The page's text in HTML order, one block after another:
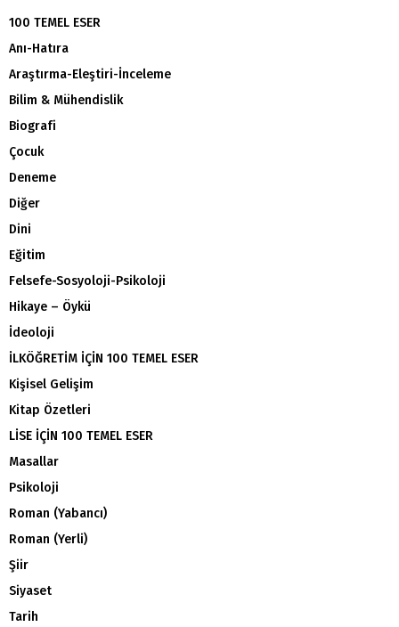
100 TEMEL ESER
Anı-Hatıra
Araştırma-Eleştiri-İnceleme
Bilim & Mühendislik
Biografi
Çocuk
Deneme
Diğer
Dini
Eğitim
Felsefe-Sosyoloji-Psikoloji
Hikaye – Öykü
İdeoloji
İLKÖĞRETİM İÇİN 100 TEMEL ESER
Kişisel Gelişim
Kitap Özetleri
LİSE İÇİN 100 TEMEL ESER
Masallar
Psikoloji
Roman (Yabancı)
Roman (Yerli)
Şiir
Siyaset
Tarih